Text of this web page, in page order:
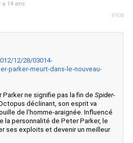
#938
a 14 ans
12/28/03014-
parker-meurt-dans-le-nouveau-
ne signifie pas la fin de Spider-
déclinant, son esprit va
de l'homme-araignée. Influencé
la personnalité de Peter Parker, le
ses exploits et devenir un meilleur